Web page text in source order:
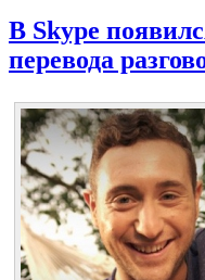
В Skype
перевода